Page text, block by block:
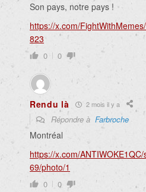
Son pays, notre pays !
https://x.com/
823
0 0
Rendu là 2 mois il y a
Répondre à Farbroche
Montréal
https://x.com/
69/photo/1
0 0